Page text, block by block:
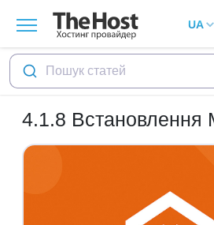
Пошук статей
4.1.8 Встановлення